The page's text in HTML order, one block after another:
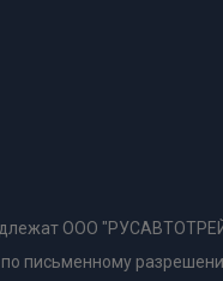
ООО
письменному